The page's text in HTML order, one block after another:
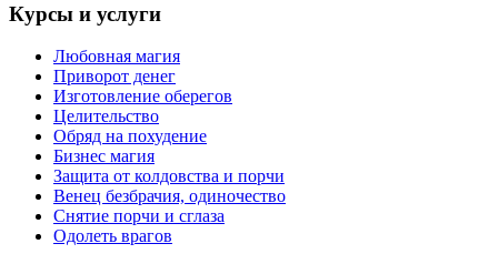
Курсы и услуги
Любовная магия
Приворот денег
Изготовление оберегов
Целительство
Обряд на похудение
Бизнес магия
Защита от колдовства и порчи
Венец безбрачия, одиночество
Снятие порчи и сглаза
Одолеть врагов